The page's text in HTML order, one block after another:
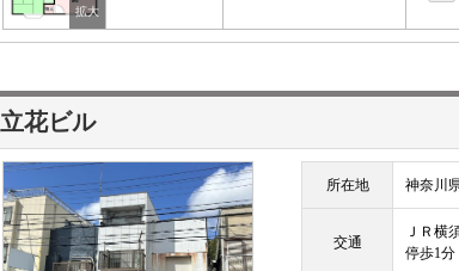
立花ビル
所在地 神奈川
交通
ＪＲ横
停歩1分